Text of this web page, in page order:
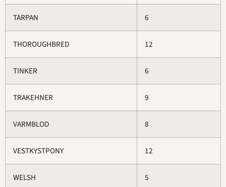
TARPAN 6
THOROUGHBRED 12
TINKER 6
TRAKEHNER 9
VARMBLOD 8
VESTKYSTPONY 12
WELSH 5